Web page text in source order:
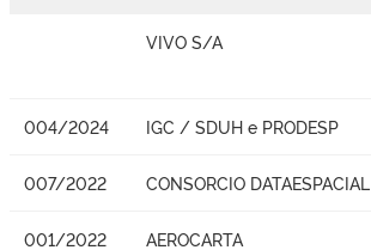
VIVO S/A
004/2024 IGC / SDUH e PRODESP
007/2022 CONSORCIO DATAESPACIAL
001/2022 AEROCARTA